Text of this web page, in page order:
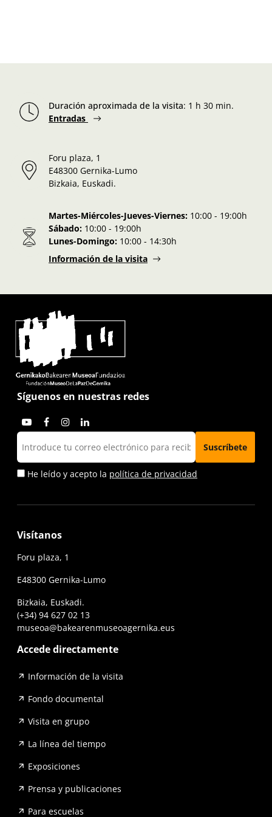
Duración aproximada de la visita: 1 h 30 min.
Entradas
Foru plaza, 1
E48300 Gernika-Lumo
Bizkaia, Euskadi.
Martes-Miércoles-Jueves-Viernes: 10:00 - 19:00h
Sábado: 10:00 - 19:00h
Lunes-Domingo: 10:00 - 14:30h
Información de la visita
Síguenos en nuestras redes
He leído y acepto la política de privacidad
Visítanos
Foru plaza, 1
E48300 Gernika-Lumo
Bizkaia, Euskadi.
(+34) 94 627 02 13
museoa@bakearenmuseoagernika.eus
Accede directamente
Información de la visita
Fondo documental
Visita en grupo
La línea del tiempo
Exposiciones
Prensa y publicaciones
Para escuelas